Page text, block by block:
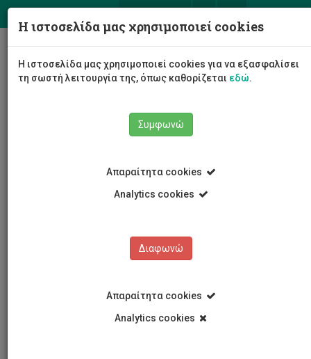
Η ιστοσελίδα μας χρησιμοποιεί cookies
Η ιστοσελίδα μας χρησιμοποιεί cookies για να εξασφαλίσει
τη σωστή λειτουργία της, όπως καθορίζεται εδώ.
Συμφωνώ
Απαραίτητα cookies
Analytics cookies
Διαφωνώ
Απαραίτητα cookies
Analytics cookies